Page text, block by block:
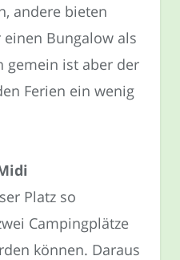
andere bieten
Bungalow als
gemein ist aber der
Ferien ein wenig
Platz so
Campingplätze
können. Daraus